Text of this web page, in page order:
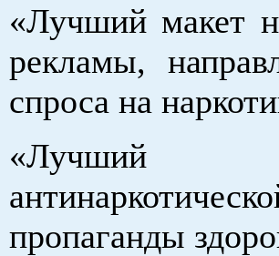
«Лучший макет
рекламы,
спроса на
«Лучший
пропаганды